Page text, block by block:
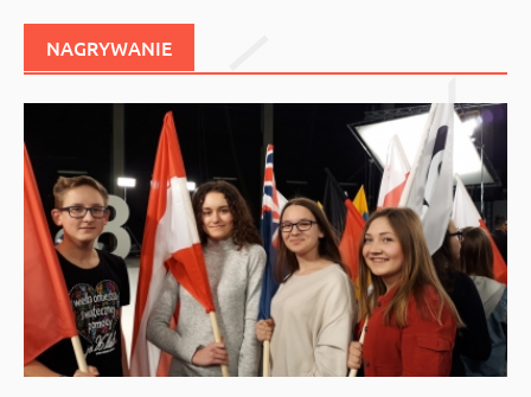
NAGRYWANIE